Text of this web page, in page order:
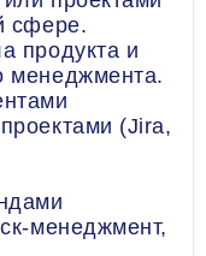
сфере.
продукта и
менеджмента.
(Jira,
менеджмент,